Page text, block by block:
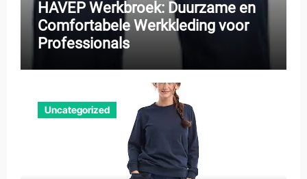
HAVEP Werkbroek: Duurzame en
Comfortabele Werkkleding voor
Professionals
Uncategorized